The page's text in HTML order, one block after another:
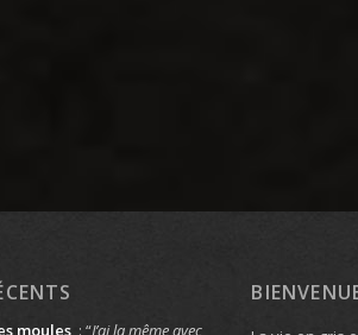
moules : “J’ai la même avec